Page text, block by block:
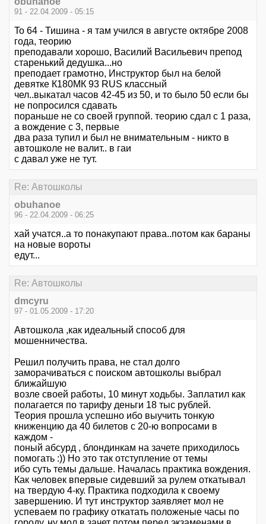
91 - 22.04.2009 - 05:15
To 64 - Тишина - я там учился в августе октябре 2008
года, теорию
преподавали хорошо, Василий Васильевич препод
старенький дедушка...но
преподает грамотно, Инструктор был на белой
девятке К180МК 93 RUS классный
чел..выкатал часов 42-45 из 50, и то было 50 если бы
не попросился сдавать
пораньше не со своей группой. теорию сдал с 1 раза,
а вождение с 3, первые
два раза тупил и был не внимательным - никто в
автошколе не валит.. в гаи
с давал уже не тут.
Re: Автошколы
obuhanoe
96 - 22.04.2009 - 06:25
хай учатся..а то понакупают права..потом как бараны
на новые вороты
едут...
Re: Автошколы
dmcyru
97 - 01.05.2009 - 17:20
Автошкола ,как идеальный способ для
мошенничества.
Решил получить права, не стал долго
заморачиваться с поиском автошколы выбрал
ближайшую
возле своей работы, 10 минут ходьбы. Заплатил как
полагается по тарифу деньги 18 тыс рублей.
Теория прошла успешно ибо выучить тонкую
книженцию да 40 билетов с 20-ю вопросами в
каждом -
поный абсурд , блондинкам на зачете приходилось
помогать :)) Но это так отступление от темы
ибо суть темы дальше. Началась практика вождения.
Как человек впервые сидевший за рулем откатывал
на твердую 4-ку. Практика подходила к своему
завершению. И тут инструктор заявляет мол не
успеваем по графику откатать положеные часы по